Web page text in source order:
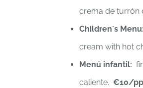
crema de turrón
Children´s Menu:
cream with hot
Menú infantil:
caliente. €10/